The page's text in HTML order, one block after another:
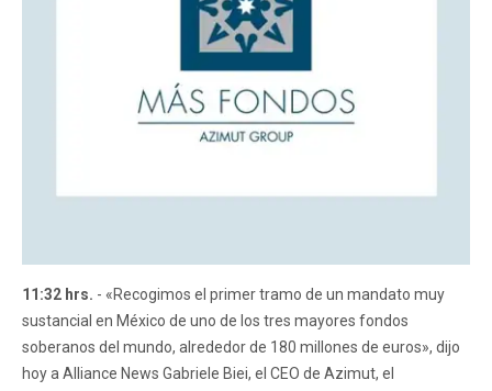
11:32 hrs. - «Recogimos el primer tramo de un mandato muy
sustancial en México de uno de los tres mayores fondos
soberanos del mundo, alrededor de 180 millones de euros», dijo
hoy a Alliance News Gabriele Biei, el CEO de Azimut, el